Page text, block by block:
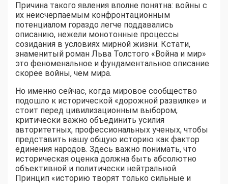
Причина такого явления вполне понятна: войны с
их неисчерпаемым конфронтационным
потенциалом гораздо легче поддавались
описанию, нежели монотонные процессы
созидания в условиях мирной жизни. Кстати,
знаменитый роман Льва Толстого «Война и мир»
это феноменальное и фундаментальное описание
скорее войны, чем мира.
Но именно сейчас, когда мировое сообщество
подошло к исторической «дорожной развилке» и
стоит перед цивилизационным выбором,
критически важно объединить усилия
авторитетных, профессиональных ученых, чтобы
представить нашу общую историю как фактор
единения народов. Здесь важно понимать, что
историческая оценка должна быть абсолютно
объективной и политически нейтральной.
Принцип «историю творят только сильные и